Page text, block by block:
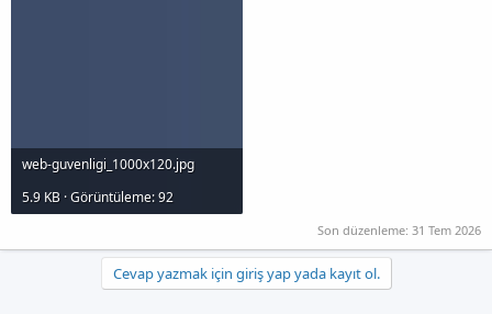
web-guvenligi_1000x120.jpg
5.9 KB · Görüntüleme: 92
Son düzenleme: 31 Tem 2026
Cevap yazmak için giriş yap yada kayıt ol.